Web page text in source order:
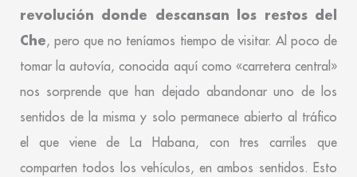
revolución donde descansan los restos del
Che, pero que no teníamos tiempo de visitar. Al poco de
tomar la autovía, conocida aquí como «carretera central»
nos sorprende que han dejado abandonar uno de los
sentidos de la misma y solo permanece abierto al tráfico
el que viene de La Habana, con tres carriles que
comparten todos los vehículos, en ambos sentidos. Esto